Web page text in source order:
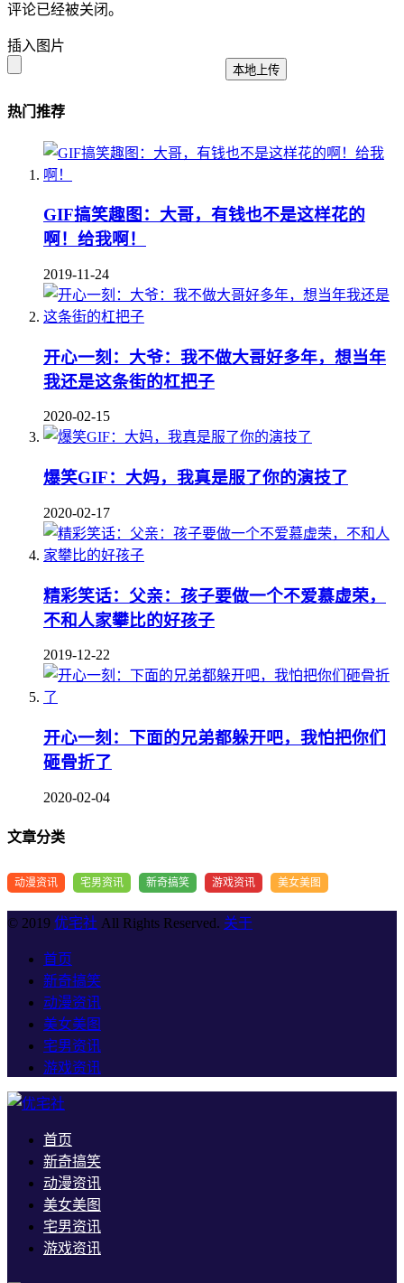
评论已经被关闭。
插入图片
本地上传
热门推荐
GIF搞笑趣图：大哥，有钱也不是这样花的
啊！给我啊！
2019-11-24
开心一刻：大爷：我不做大哥好多年，想当年
我还是这条街的杠把子
2020-02-15
爆笑GIF：大妈，我真是服了你的演技了
2020-02-17
精彩笑话：父亲：孩子要做一个不爱慕虚荣，
不和人家攀比的好孩子
2019-12-22
开心一刻：下面的兄弟都躲开吧，我怕把你们
砸骨折了
2020-02-04
文章分类
动漫资讯 宅男资讯 新奇搞笑 游戏资讯 美女美图
© 2019 优宅社 All Rights Reserved. 关于
首页
新奇搞笑
动漫资讯
美女美图
宅男资讯
游戏资讯
首页
新奇搞笑
动漫资讯
美女美图
宅男资讯
游戏资讯